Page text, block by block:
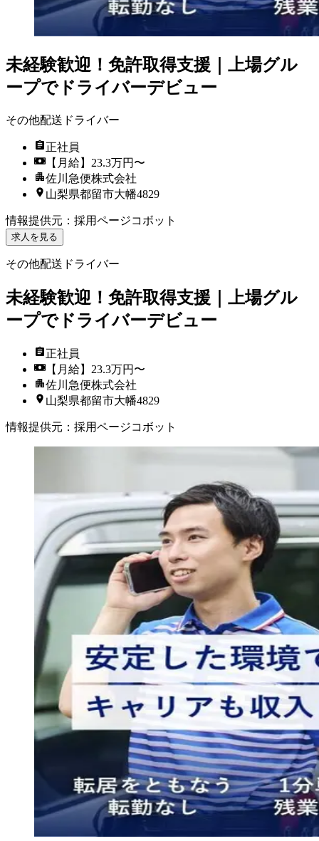
未経験歓迎！免許取得支援｜上場グル
ープでドライバーデビュー
その他配送ドライバー
正社員
【月給】23.3万円〜
佐川急便株式会社
山梨県都留市大幡4829
情報提供元 ： 採用ページコボット
求人を見る
その他配送ドライバー
未経験歓迎！免許取得支援｜上場グル
ープでドライバーデビュー
正社員
【月給】23.3万円〜
佐川急便株式会社
山梨県都留市大幡4829
情報提供元 ： 採用ページコボット